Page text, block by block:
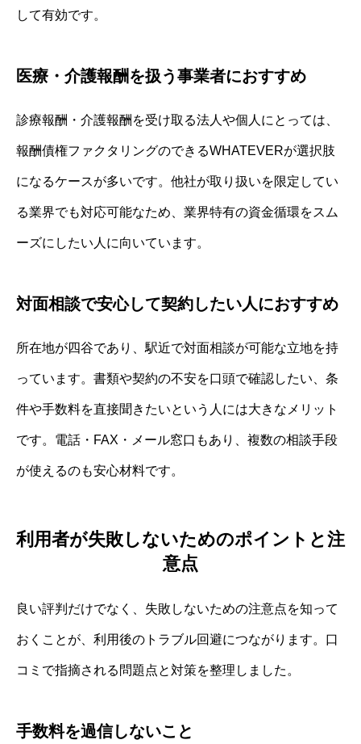
して有効です。
医療・介護報酬を扱う事業者におすすめ
診療報酬・介護報酬を受け取る法人や個人にとっては、
報酬債権ファクタリングのできるWHATEVERが選択肢
になるケースが多いです。他社が取り扱いを限定してい
る業界でも対応可能なため、業界特有の資金循環をスム
ーズにしたい人に向いています。
対面相談で安心して契約したい人におすすめ
所在地が四谷であり、駅近で対面相談が可能な立地を持
っています。書類や契約の不安を口頭で確認したい、条
件や手数料を直接聞きたいという人には大きなメリット
です。電話・FAX・メール窓口もあり、複数の相談手段
が使えるのも安心材料です。
利用者が失敗しないためのポイントと注
意点
良い評判だけでなく、失敗しないための注意点を知って
おくことが、利用後のトラブル回避につながります。口
コミで指摘される問題点と対策を整理しました。
手数料を過信しないこと